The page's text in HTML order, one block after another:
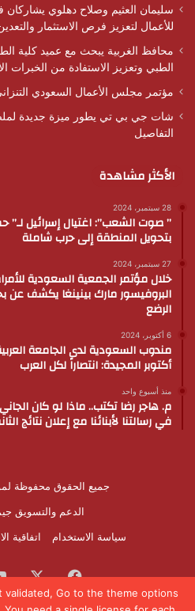
validated, Go to the theme options
سليمان العثيم وصلاح دهلوي يشاركان
للأعمال لتعزيز فرص الاستثمار
محافظ الغربية يبحث مع عميد كلية
الطبي وتعزيز الاستفادة من الخبرات
مؤتمر مجلس الأعمال السعودي
شات جي بي تي يطور ميزة جديدة
التفاصيل
الأكثر مشاهدة
28 سبتمبر، 2024
” صوت الشعب”: اغتيال إسرائيل لـ”
بتحويل المنطقة إلى حرب شاملة
27 سبتمبر، 2024
خلال مؤتمر الجمعية السعودية
البروفيسور مارك بينينغا يكشف
الرضع
6 أكتوبر، 2024
مندوب السعودية لدى الجامعة
أكتوبر المجيدة: انتصاراً لكل العرب
منذ أسبوع واحد
م. هاجر رضا تكتب.. ماذا لو كان
في رسالتنا لأبنائنا مع إعلان نتائج
جميع الحقوق محفوظة
الدعم والتسويق
سياسة الاستخدام
اتفاقية
فيسبوك
‫X